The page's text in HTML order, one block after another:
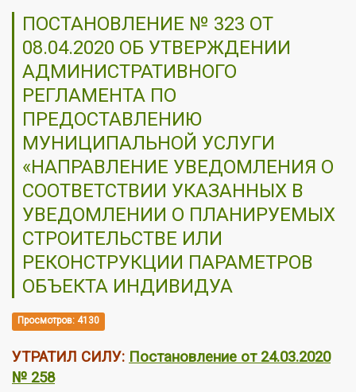
ПОСТАНОВЛЕНИЕ № 323 ОТ
08.04.2020 ОБ УТВЕРЖДЕНИИ
АДМИНИСТРАТИВНОГО
РЕГЛАМЕНТА ПО
ПРЕДОСТАВЛЕНИЮ
МУНИЦИПАЛЬНОЙ УСЛУГИ
«НАПРАВЛЕНИЕ УВЕДОМЛЕНИЯ О
СООТВЕТСТВИИ УКАЗАННЫХ В
УВЕДОМЛЕНИИ О ПЛАНИРУЕМЫХ
СТРОИТЕЛЬСТВЕ ИЛИ
РЕКОНСТРУКЦИИ ПАРАМЕТРОВ
ОБЪЕКТА ИНДИВИДУА
Просмотров: 4130
УТРАТИЛ СИЛУ: Постановление от 24.03.2020
№ 258